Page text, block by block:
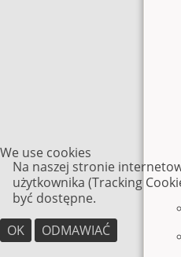
We use cookies
Na naszej stronie
użytkownika (Tracking
być dostępne.
OK
ODMAWIAĆ